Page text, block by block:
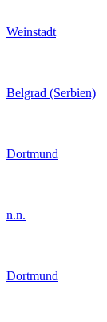
Weinstadt
Belgrad (Serbien)
Dortmund
n.n.
Dortmund